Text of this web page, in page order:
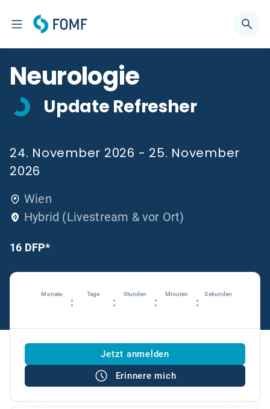
Neurologie
Update Refresher
24. November 2026 - 25. November
2026
Wien
Hybrid (Livestream & vor Ort)
16 DFP*
Monate : Tage : Stunden : Minuten : Sekunden
Jetzt anmelden
Erinnere mich